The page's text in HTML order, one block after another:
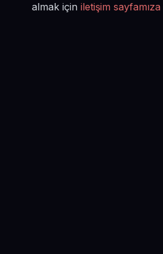
almak için iletişim sayfamıza